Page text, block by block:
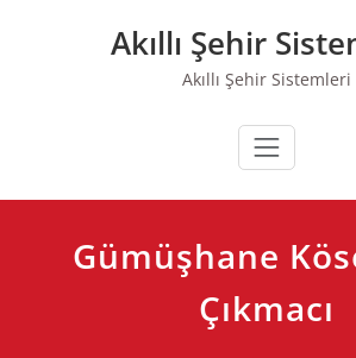
Akıllı Şehir
Akıllı Şehir Sistemleri
Gümüşhane
Çıkmacı